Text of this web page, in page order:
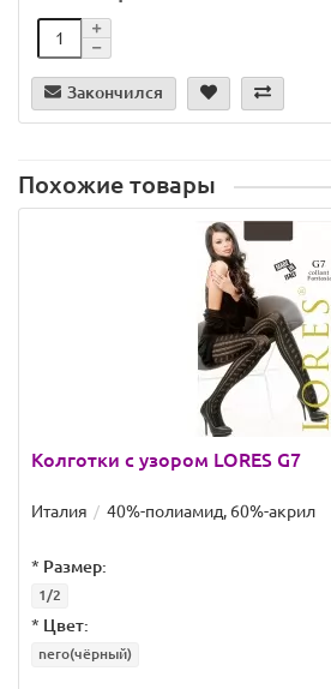
Закончился
Похожие товары
Колготки с узором LORES G7
Италия 40%-полиамид, 60%-акрил
* Размер:
1/2
* Цвет:
nero(чёрный)